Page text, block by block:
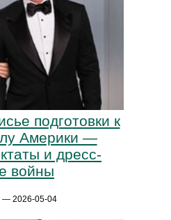
подготовки к
Америки —
и дресс-
войны
— 2026-05-04